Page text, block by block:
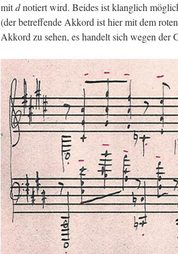
mitdno­tiert wird. Bei­des ist klang­lich
(der be­tref­fen­de Ak­kord ist hier mit dem
Ak­kord zu sehen, es han­delt sich wegen der